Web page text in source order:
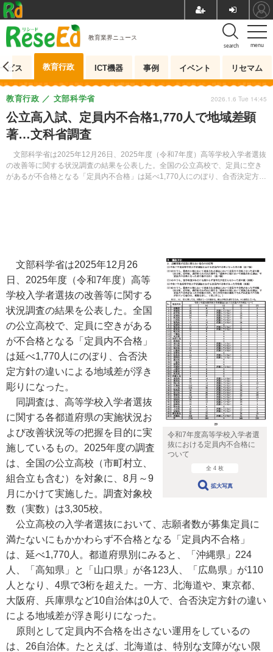
menu
search
教育業界ニュース
ビス 教育行政 ICT機器 事例 イベント リセマム
公立高入試、定員内不合格1,770人で地域差顕
著…文科省調査
文部科学省は2025年12月26日、2025年度（令和7年度）高等学校入学者選抜
の改善等に関する状況調査の結果を公表した。全国の公立高校で、定員に空き
があるが不合格となる「定員内不合格」は延べ1,770人にのぼり、合否決定方針
教育行政 文部科学省 2026.1.6 Tue 14:45
令和7年度高等学校入学者選
抜における定員内不合格に
ついて
全 4 枚
拡大写真
文部科学省は2025年12月26
日、2025年度（令和7年度）高等
学校入学者選抜の改善等に関する
状況調査の結果を公表した。全国
の公立高校で、定員に空きがある
が不合格となる「定員内不合格」
は延べ1,770人にのぼり、合否決
定方針の違いによる地域差が浮き
彫りになった。
同調査は、高等学校入学者選抜
に関する各都道府県の実施状況お
よび改善状況等の把握を目的に実
施しているもの。2025年度の調査
は、全国の公立高校（市町村立、
組合立も含む）を対象に、8月～9
月にかけて実施した。調査対象校
数（実数）は3,305校。
公立高校の入学者選抜において、志願者数が募集定員に
満たないにもかかわらず不合格となる「定員内不合格」
は、延べ1,770人。都道府県別にみると、「沖縄県」224
人、「高知県」と「山口県」が各123人、「広島県」が110
人となり、4県で3桁を超えた。一方、北海道や、東京都、
大阪府、兵庫県など10自治体は0人で、合否決定方針の違い
による地域差が浮き彫りになった。
原則として定員内不合格を出さない運用をしているの
は、26自治体。たとえば、北海道は、特別な支障がない限